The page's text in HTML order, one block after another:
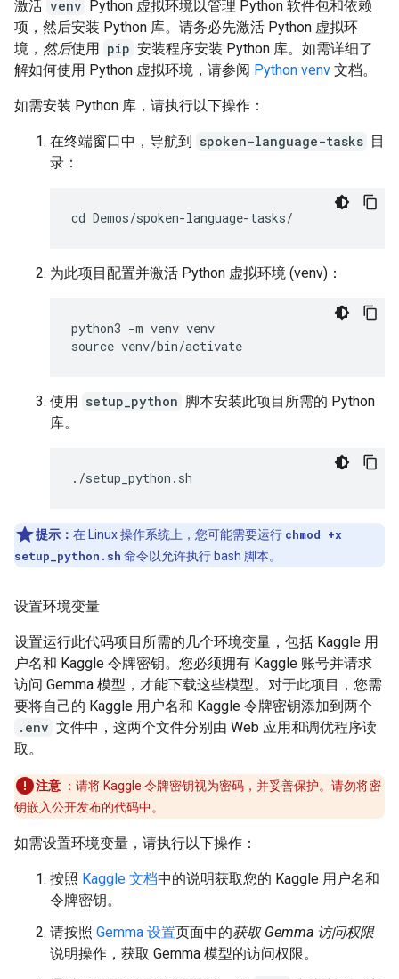
激活 venv
Python 虚拟环境以管理 Python 软件包和依赖
项，然后安装 Python 库。请务必先激活 Python 虚拟环
境， 然后使用 pip 安装程序安装 Python 库。如需详细了
解如何使用 Python 虚拟环境，请参阅 Python venv 文档。
如需安装 Python 库，请执行以下操作：
在终端窗口中，导航到 spoken-language-tasks 目
录：
为此项目配置并激活 Python 虚拟环境 (venv)：
python3 -m venv venv
使用 setup_python 脚本安装此项目所需的 Python
库。
提示： 在 Linux 操作系统上，您可能需要运行 chmod +x
setup_python.sh 命令以允许执行 bash 脚本。
设置环境变量
设置运行此代码项目所需的几个环境变量，包括 Kaggle 用
户名和 Kaggle 令牌密钥。您必须拥有 Kaggle 账号并请求
访问 Gemma 模型，才能下载这些模型。对于此项目，您需
要将自己的 Kaggle 用户名和 Kaggle 令牌密钥添加到两个
.env 文件中，这两个文件分别由 Web 应用和调优程序读
取。
注意 ：请将 Kaggle 令牌密钥视为密码，并妥善保护。请勿将密
钥嵌入公开发布的代码中。
如需设置环境变量，请执行以下操作：
按照 Kaggle 文档中的说明获取您的 Kaggle 用户名和
令牌密钥。
请按照 Gemma 设置页面中的获取 Gemma 访问权限
说明操作，获取 Gemma 模型的访问权限。